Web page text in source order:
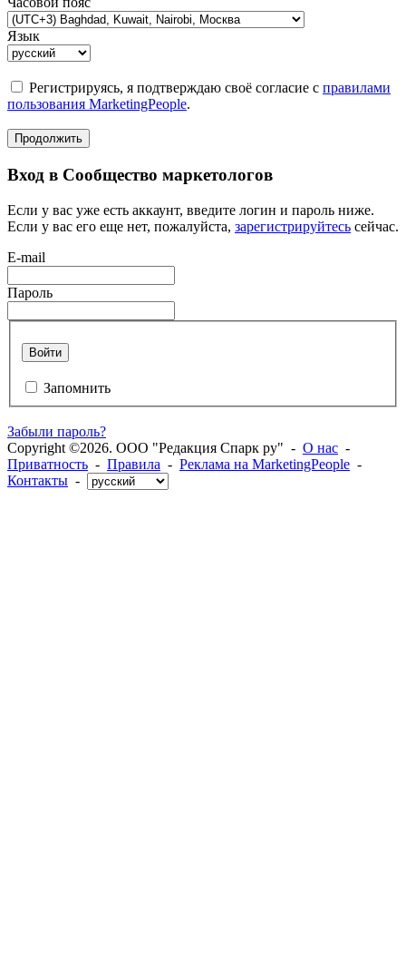
Язык
Регистрируясь, я подтверждаю своё согласие с правилами
пользования MarketingPeople.
Продолжить
Вход в Сообщество маркетологов
Если у вас уже есть аккаунт, введите логин и пароль ниже.
Если у вас его еще нет, пожалуйста, зарегистрируйтесь сейчас.
E-mail
Пароль
Войти
Запомнить
Забыли пароль?
Copyright ©2026. ООО "Редакция Спарк ру" - О нас -
Приватность - Правила - Реклама на MarketingPeople -
Контакты -